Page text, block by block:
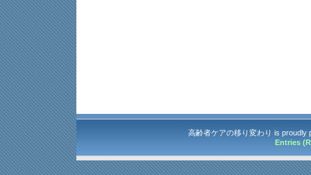
高齢者ケアの移り変わり is proudly
Entries